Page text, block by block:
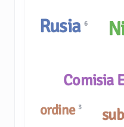
Comisia
Rusia6
ordine 3